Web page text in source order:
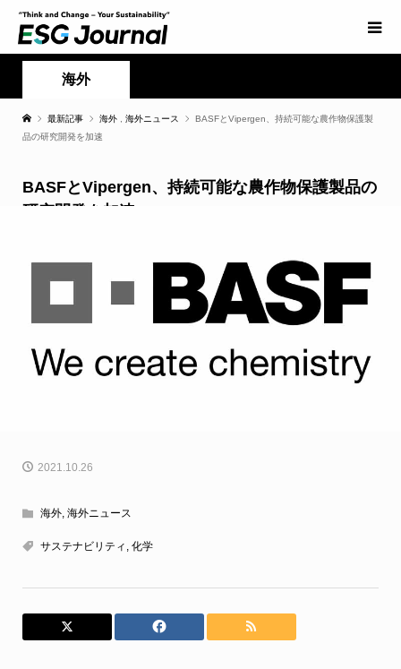
海外
最新記事 海外 海外ニュース
BASFとVipergen、持続可能な農作物保護製
品の研究開発を加速
BASFとVipergen、持続可能な農作物保護製品の
研究開発を加速
2021.10.26
海外, 海外ニュース
サステナビリティ , 化学